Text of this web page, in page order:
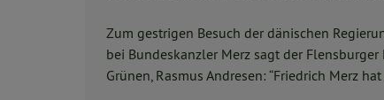
Zum gestrigen Besuch der dänischen
bei Bundeskanzler Merz sagt der
Grünen, Rasmus Andresen: “Friedrich Merz